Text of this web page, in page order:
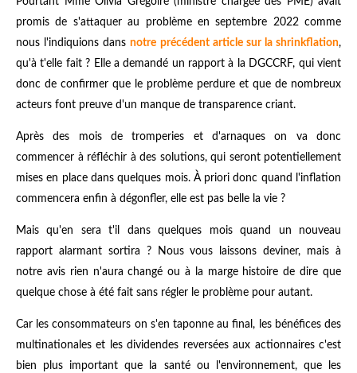
promis de s'attaquer au problème en septembre 2022 comme
nous l'indiquions dansnotre précédent article sur la shrinkflation,
qu'à t'elle fait ? Elle a demandé un rapport à la DGCCRF, qui vient
donc de confirmer que le problème perdure et que de nombreux
acteurs font preuve d'un manque de transparence criant.
Après des mois de tromperies et d'arnaques on va donc
commencer à réfléchir à des solutions, qui seront potentiellement
mises en place dans quelques mois. À priori donc quand l'inflation
commencera enfin à dégonfler, elle est pas belle la vie ?
Mais qu'en sera t'il dans quelques mois quand un nouveau
rapport alarmant sortira ? Nous vous laissons deviner, mais à
notre avis rien n'aura changé ou à la marge histoire de dire que
quelque chose à été fait sans régler le problème pour autant.
Car les consommateurs on s'en taponne au final, les bénéfices des
multinationales et les dividendes reversées aux actionnaires c'est
bien plus important que la santé ou l'environnement, que les